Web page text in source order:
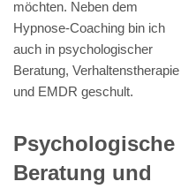
möchten. Neben dem
Hypnose-Coaching bin ich
auch in psychologischer
Beratung, Verhaltenstherapie
und EMDR geschult.
Psychologische
Beratung und